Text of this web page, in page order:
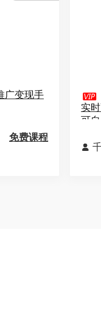
广变现手
免费课程

实
可自
